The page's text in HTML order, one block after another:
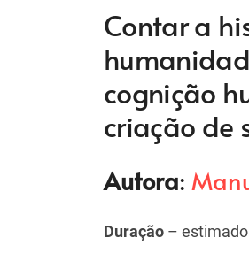
Contar a
cognição
criação de
Autora:
Duração –